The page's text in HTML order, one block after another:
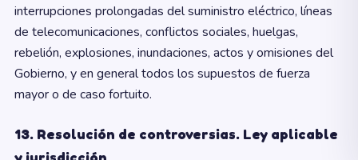
interrupciones prolongadas del suministro eléctrico, líneas
de telecomunicaciones, conflictos sociales, huelgas,
rebelión, explosiones, inundaciones, actos y omisiones del
Gobierno, y en general todos los supuestos de fuerza
mayor o de caso fortuito.
13. Resolución de controversias. Ley aplicable